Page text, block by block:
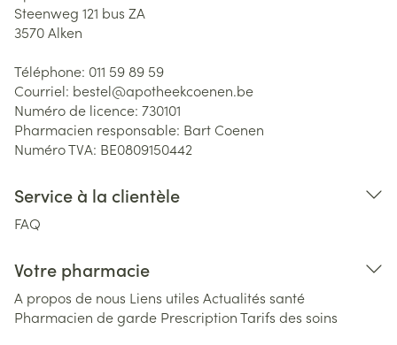
Steenweg 121 bus ZA
3570Alken
Téléphone: 011 59 89 59
Courriel: bestel@apotheekcoenen.be
Numéro de licence: 730101
Pharmacien responsable: Bart Coenen
Numéro TVA: BE0809150442
Service à la clientèle
FAQ
Votre pharmacie
A propos de nous Liens utiles Actualités santé
Pharmacien de garde PrescriptionTarifs des soins